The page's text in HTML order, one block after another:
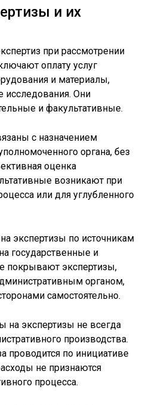
и их
при рассмотрении
оплату услуг
и материалы,
исследования. Они
и факультативные.
с назначением
органа, без
оценка
возникают при
или для углубленного
экспертизы по источникам
государственные и
покрывают экспертизы,
органом,
самостоятельно.
на экспертизы не всегда
производства.
проводится по инициативе
не признаются
процесса.